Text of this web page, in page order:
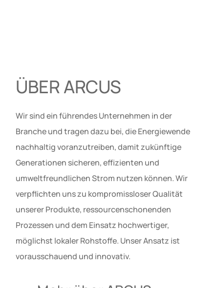
ÜBER ARCUS
Wir sind ein führendes Unternehmen in der
Branche und tragen dazu bei, die Energiewende
nachhaltig voranzutreiben, damit zukünftige
Generationen sicheren, effizienten und
umweltfreundlichen Strom nutzen können. Wir
verpflichten uns zu kompromissloser Qualität
unserer Produkte, ressourcenschonenden
Prozessen und dem Einsatz hochwertiger,
möglichst lokaler Rohstoffe. Unser Ansatz ist
vorausschauend und innovativ.